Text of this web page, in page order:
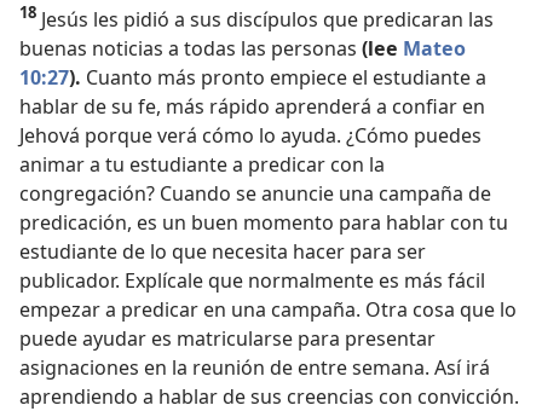
18 Jesús les pidió a sus discípulos que predicaran las
buenas noticias a todas las personas (lee Mateo
10:27). Cuanto más pronto empiece el estudiante a
hablar de su fe, más rápido aprenderá a confiar en
Jehová porque verá cómo lo ayuda. ¿Cómo puedes
animar a tu estudiante a predicar con la
congregación? Cuando se anuncie una campaña de
predicación, es un buen momento para hablar con tu
estudiante de lo que necesita hacer para ser
publicador. Explícale que normalmente es más fácil
empezar a predicar en una campaña. Otra cosa que lo
puede ayudar es matricularse para presentar
asignaciones en la reunión de entre semana. Así irá
aprendiendo a hablar de sus creencias con convicción.